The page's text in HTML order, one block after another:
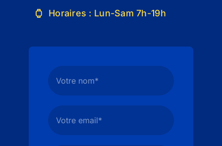
Horaires : Lun-Sam 7h-19h